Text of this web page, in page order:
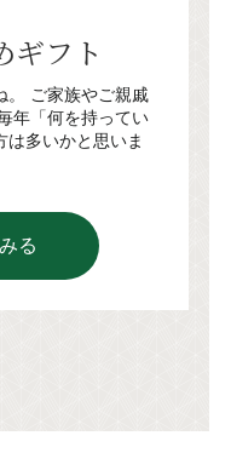
ギフト
。 ご家族やご親戚
年「何を持ってい
は多いかと思いま
る